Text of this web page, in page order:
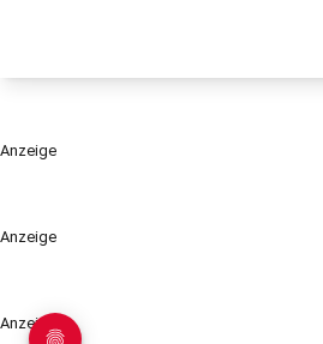
Anzeige
Anzeige
Anzeige